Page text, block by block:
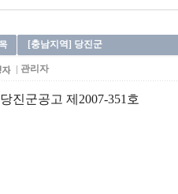
[충남지역] 당진군
관리자
당진군공고 제2007-351호